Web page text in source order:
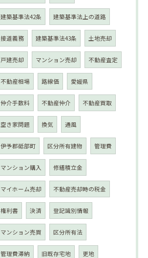
建築基準法42条 建築基準法上の道路
接道義務 建築基準法43条 土地売却
戸建売却 マンション売却 不動産査定
不動産相場 路線価 愛媛県
仲介手数料 不動産仲介 不動産買取
空き家問題 換気 通風
伊予郡砥部町 区分所有建物 管理費
マンション購入 修繕積立金
マイホーム売却 不動産売却時の税金
権利書 決済 登記識別情報
マンション売買 区分所有法
管理費滞納 旧既存宅地 更地